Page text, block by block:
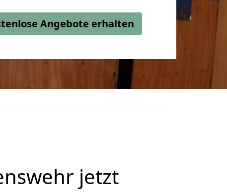
Angebote erhalten
jetzt